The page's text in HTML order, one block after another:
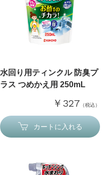
水回り用ティンクル 防臭プ
ラス つめかえ用 250mL
￥327 （税込）
カートに入れる